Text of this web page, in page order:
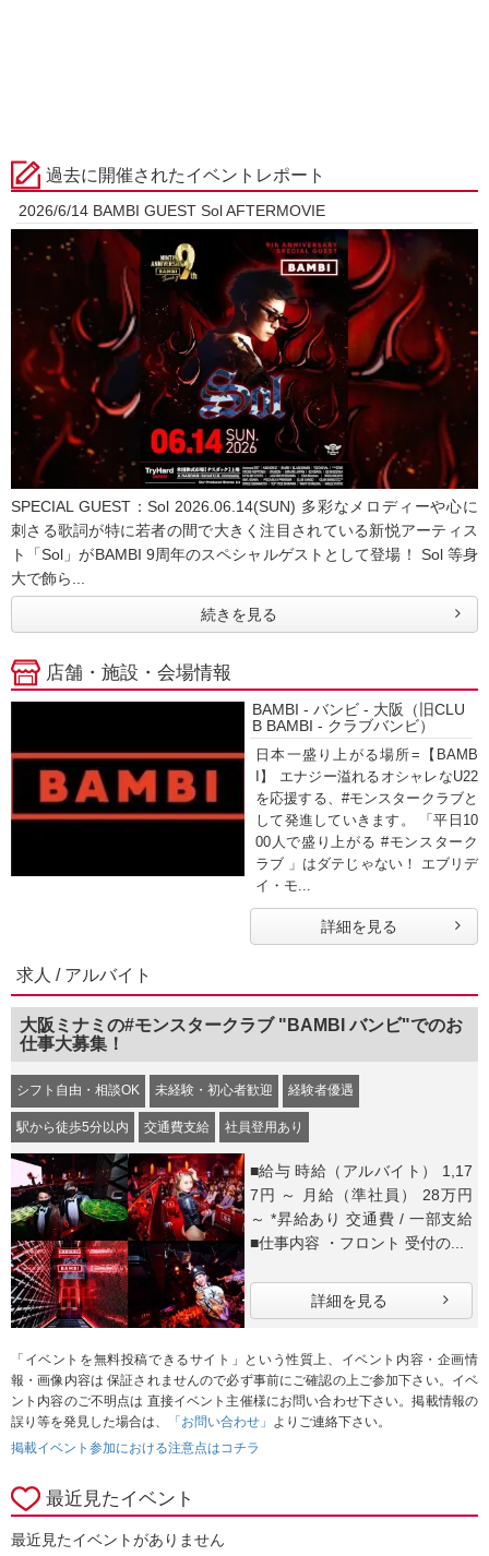
過去に開催されたイベントレポート
2026/6/14 BAMBI GUEST Sol AFTERMOVIE
SPECIAL GUEST：Sol 2026.06.14(SUN) 多彩なメロディーや心に
刺さる歌詞が特に若者の間で大きく注目されている新悦アーティス
ト「Sol」がBAMBI 9周年のスペシャルゲストとして登場！ Sol 等身
大で飾ら...
続きを見る
店舗・施設・会場情報
BAMBI - バンビ - 大阪（旧CLU
B BAMBI - クラブバンビ）
日本一盛り上がる場所=【BAMB
I】 エナジー溢れるオシャレなU22
を応援する、#モンスタークラブと
して発進していきます。 「平日10
00人で盛り上がる #モンスターク
ラブ 」はダテじゃない！ エブリデ
イ・モ...
詳細を見る
求人 / アルバイト
大阪ミナミの#モンスタークラブ "BAMBI バンビ"でのお
仕事大募集！
シフト自由・相談OK 未経験・初心者歓迎 経験者優遇
駅から徒歩5分以内 交通費支給 社員登用あり
■給与 時給（アルバイト） 1,17
7円 ～ 月給（準社員） 28万円
～ *昇給あり 交通費 / 一部支給
■仕事内容 ・フロント 受付の...
詳細を見る
「イベントを無料投稿できるサイト」という性質上、イベント内容・企画情
報・画像内容は 保証されませんので必ず事前にご確認の上ご参加下さい。イベ
ント内容のご不明点は 直接イベント主催様にお問い合わせ下さい。掲載情報の
誤り等を発見した場合は、
「お問い合わせ」 よりご連絡下さい。
掲載イベント参加における注意点はコチラ
最近見たイベント
最近見たイベントがありません